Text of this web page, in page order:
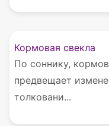
Кормовая свекла
По соннику,
предвещает
толковани...